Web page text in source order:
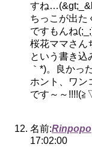
すね
ちっこが出た
ですもんね(;_;)
桜花ママさん
という書き込
｀*)。良かっ
ホント、ワン
です～～
名前:Rinpopo
17:02:00